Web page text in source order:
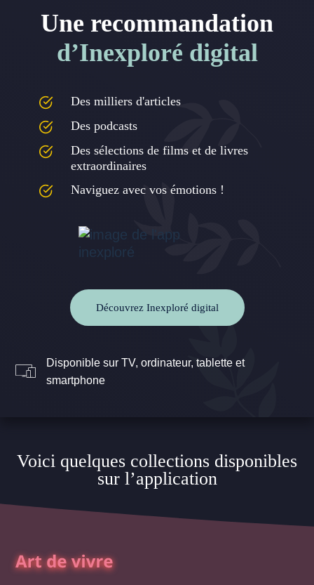
Une recommandation
d’Inexploré digital
Des milliers d'articles
Des podcasts
Des sélections de films et de livres
extraordinaires
Naviguez avec vos émotions !
Découvrez Inexploré digital
Disponible sur TV, ordinateur, tablette et
smartphone
Voici quelques collections disponibles
sur l’application